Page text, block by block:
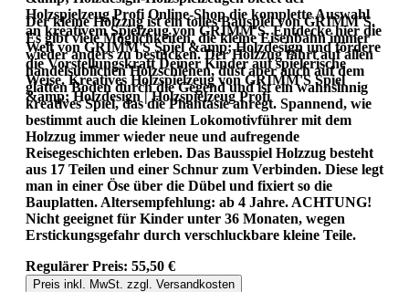
Holzspielzeug Profi Online-Shop die komplette Auswahl
an kreativem Spielzeug von GRIMM'S. Entdecke hier die
Welt von GRIMM'S Spiel &amp; Holzdesign und fördere
die Vorstellungskraft Deiner Kinder auf spielerische
Weise. Kreatives Holzspielzeug von GRIMM'S Spiel
&amp; Holzdesign | Holzspielzeug Profi
Der kleine Holzzug ist ein tolles Bauspiel von GRIMM´S.
Es gibt viele Möglichkeiten, die kleine Eisenbahn immer
wieder anders zu bestücken. Der Holzzug fährt auf allen
handelsüblichen Holzschienen, düst aber auch auf dem
glatten Boden durch die Gegend und ist ein wahnsinnig
kreatives Spiel, das die Phantasie anregt. Spannend, wie
bestimmt auch die kleinen Lokomotivführer mit dem
Holzzug immer wieder neue und aufregende
Reisegeschichten erleben. Das Bausspiel Holzzug besteht
aus 17 Teilen und einer Schnur zum Verbinden. Diese legt
man in einer Öse über die Dübel und fixiert so die
Bauplatten. Altersempfehlung: ab 4 Jahre. ACHTUNG!
Nicht geeignet für Kinder unter 36 Monaten, wegen
Erstickungsgefahr durch verschluckbare kleine Teile.
Regulärer Preis: 55,50 €
Preis inkl. MwSt. zzgl. Versandkosten